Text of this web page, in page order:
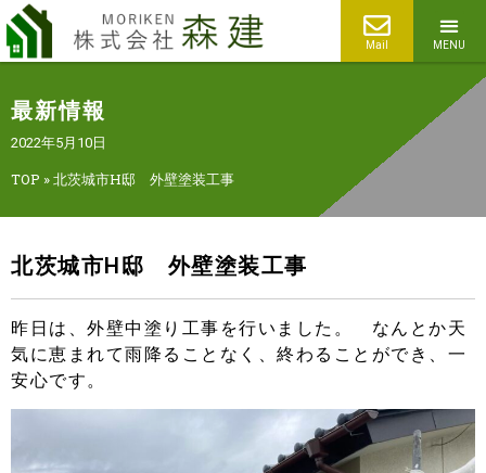
Mail MENU
最新情報
2022年5月10日
TOP »北茨城市H邸 外壁塗装工事
北茨城市H邸 外壁塗装工事
昨日は、外壁中塗り工事を行いました。 なんとか天
気に恵まれて雨降ることなく、終わることができ、一
安心です。